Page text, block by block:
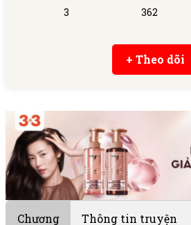
3
362
+ Theo dõi
Chương Thông tin truyện